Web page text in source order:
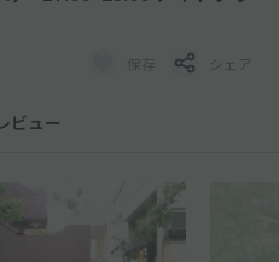
保存 シェア
ビュー